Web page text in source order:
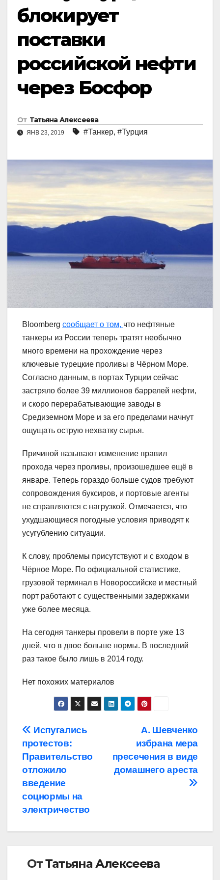
блокирует
поставки
российской нефти
через Босфор
От Татьяна Алексеева
ЯНВ 23, 2019 #Танкер, #Турция
Bloomberg сообщает о том, что нефтяные
танкеры из России теперь тратят необычно
много времени на прохождение через
ключевые турецкие проливы в Чёрном Море.
Согласно данным, в портах Турции сейчас
застряло более 39 миллионов баррелей нефти,
и скоро перерабатывающие заводы в
Средиземном Море и за его пределами начнут
ощущать острую нехватку сырья.
Причиной называют изменение правил
прохода через проливы, произошедшее ещё в
январе. Теперь гораздо больше судов требуют
сопровождения буксиров, и портовые агенты
не справляются с нагрузкой. Отмечается, что
ухудшающиеся погодные условия приводят к
усугублению ситуации.
К слову, проблемы присутствуют и с входом в
Чёрное Море. По официальной статистике,
грузовой терминал в Новороссийске и местный
порт работают с существенными задержками
уже более месяца.
На сегодня танкеры провели в порте уже 13
дней, что в двое больше нормы. В последний
раз такое было лишь в 2014 году.
Нет похожих материалов
Навигация
по
записям
А. Шевченко
избрана мера
пресечения в виде
домашнего ареста
Испугались
протестов:
Правительство
отложило
введение
соцнормы на
электричество
ОтТатьяна Алексеева